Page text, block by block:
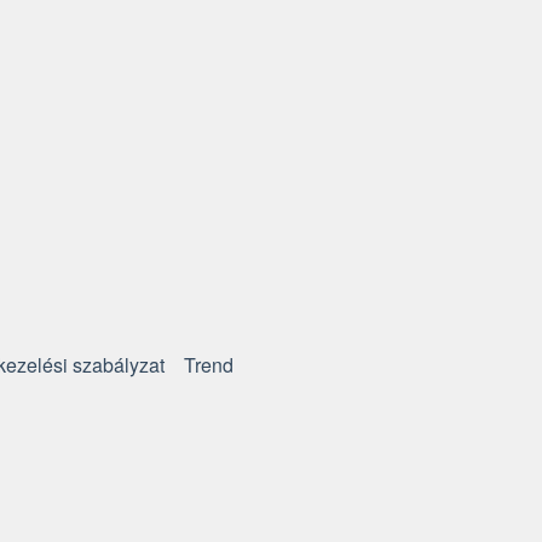
szabályzat Trend